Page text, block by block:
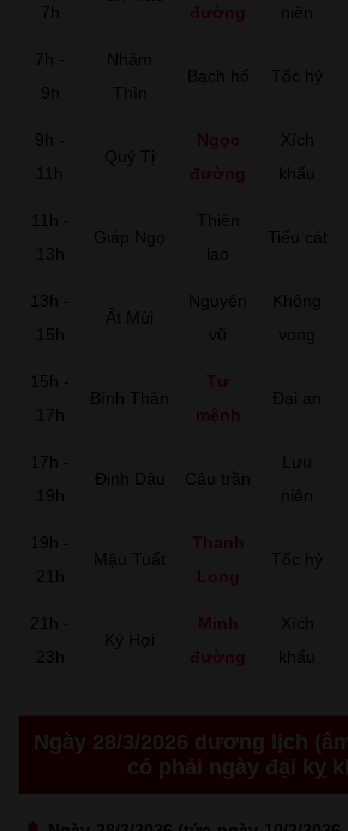
7h
đường
niên
7h -
9h
Nhâm
Thìn
Bạch hổ Tốc hỷ
9h -
11h
Quý Tị
Ngọc
đường
Xích
khẩu
11h -
13h
Giáp Ngọ
Thiên
lao
Tiểu cát
13h -
15h
Ất Mùi
Nguyên
vũ
Không
vong
15h -
17h
Bính Thân
Tư
mệnh
Đại an
17h -
19h
Đinh Dậu Câu trần
Lưu
niên
19h -
21h
Mậu Tuất
Thanh
Long
Tốc hỷ
21h -
23h
Kỷ Hợi
Minh
đường
Xích
khẩu
Ngày 28/3/2026 dương lịch
có phải ngày đại kỵ